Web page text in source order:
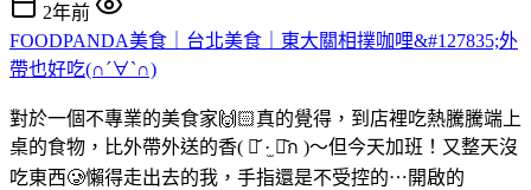
2年前
FOODPANDA美食｜台北美食｜東大關相撲咖哩&#127835;外
帶也好吃(∩´∀`∩)
對於一個不專業的美食家🙌🏻真的覺得，到店裡吃熱騰騰端上
桌的食物，比外帶外送的香( ⌯᷄ ·̫ ⌯᷅ก )～但今天加班！又整天沒
吃東西🥲懶得走出去的我，手指還是不受控的⋯開啟的